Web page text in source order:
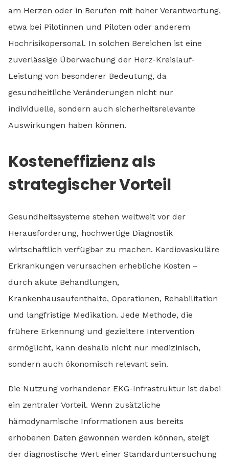
am Herzen oder in Berufen mit hoher Verantwortung,
etwa bei Pilotinnen und Piloten oder anderem
Hochrisikopersonal. In solchen Bereichen ist eine
zuverlässige Überwachung der Herz-Kreislauf-
Leistung von besonderer Bedeutung, da
gesundheitliche Veränderungen nicht nur
individuelle, sondern auch sicherheitsrelevante
Auswirkungen haben können.
Kosteneffizienz als
strategischer Vorteil
Gesundheitssysteme stehen weltweit vor der
Herausforderung, hochwertige Diagnostik
wirtschaftlich verfügbar zu machen. Kardiovaskuläre
Erkrankungen verursachen erhebliche Kosten –
durch akute Behandlungen,
Krankenhausaufenthalte, Operationen, Rehabilitation
und langfristige Medikation. Jede Methode, die
frühere Erkennung und gezieltere Intervention
ermöglicht, kann deshalb nicht nur medizinisch,
sondern auch ökonomisch relevant sein.
Die Nutzung vorhandener EKG-Infrastruktur ist dabei
ein zentraler Vorteil. Wenn zusätzliche
hämodynamische Informationen aus bereits
erhobenen Daten gewonnen werden können, steigt
der diagnostische Wert einer Standarduntersuchung